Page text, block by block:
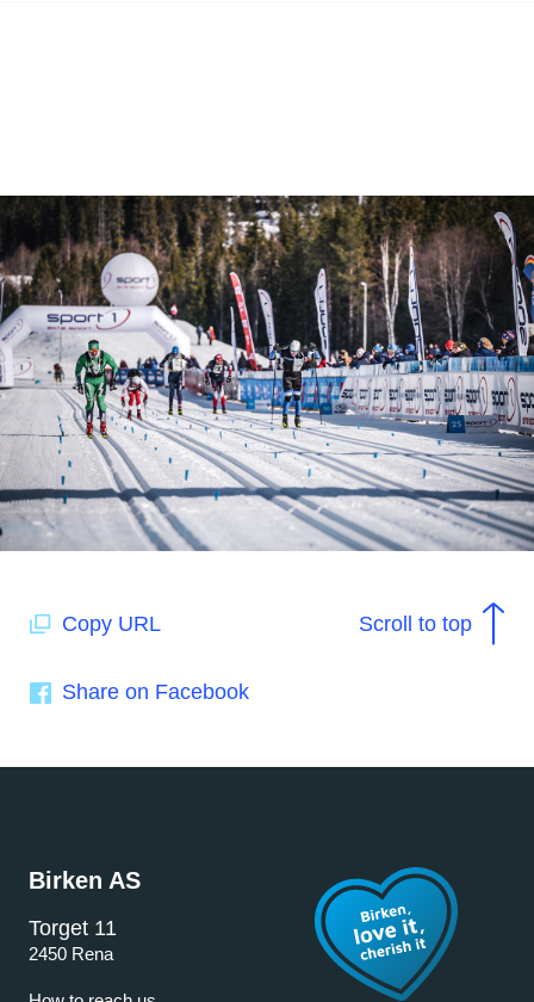
Copy URL
Share on Facebook
Scroll to top
Birken AS
Torget 11
2450 Rena